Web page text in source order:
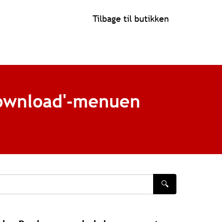
Tilbage til butikken
menuen
🔍